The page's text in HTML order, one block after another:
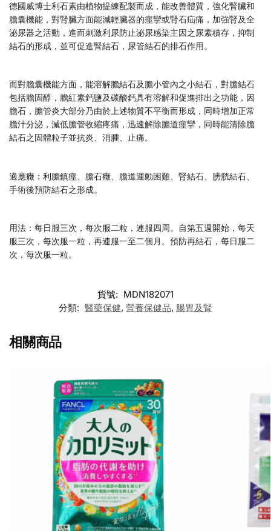
德國威博士利石素由植物提練配製而成，能改善體質，強化腎臟和
膽囊機能，對腎臟方面能減輕臟器的痙攣或腎石疝痛，加強腎及全
泌尿器之活動，進而刺激利尿防止泌尿感染主因之尿素積存，抑制
結石的形成，並可促進腎結石，尿管結石的排石作用。
而對膽囊機能方面，能溶解膽結石及膽小管內之小結石，對膽結石
包括膽固醇，膽紅素鈣鹽及碳酸鈣具有溶解和促進排出之功能，因
膽石，膽管炎大部分乃由於上述物質不平衡而形成，同時增加正常
膽汁分泌，減低膽管收縮疼痛，迅速解除膽道痙攣，同時能清除膽
結石之固體粒子並抗炎、消腫、止痛。
適應癥：利膽鎮痙、膽石癥、膽道運動困難、腎結石、膀胱結石、
手術後預防結石之形成。
用法：每日服三次，每次服二粒，連服四周。自第五週開始，每天
服三次，每次服一粒，再連服一至二個月。預防再結石，每日服二
次，每次服一粒。
貨號: MDN182071
分類: 醫藥保健, 營養保健品, 腸胃及腎
相關商品